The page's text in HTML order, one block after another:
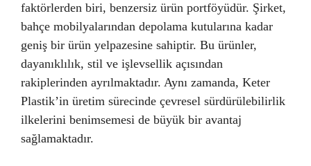
faktörlerden biri, benzersiz ürün portföyüdür. Şirket,
bahçe mobilyalarından depolama kutularına kadar
geniş bir ürün yelpazesine sahiptir. Bu ürünler,
dayanıklılık, stil ve işlevsellik açısından
rakiplerinden ayrılmaktadır. Aynı zamanda, Keter
Plastik’in üretim sürecinde çevresel sürdürülebilirlik
ilkelerini benimsemesi de büyük bir avantaj
sağlamaktadır.